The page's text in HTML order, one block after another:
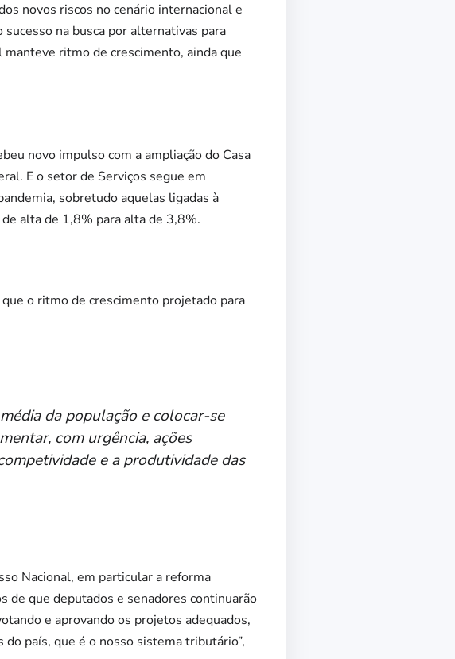
novos riscos no cenário internacional e
na busca por alternativas para
ritmo de crescimento, ainda que
novo impulso com a ampliação do Casa
E o setor de Serviços segue em
sobretudo aquelas ligadas à
alta de 1,8% para alta de 3,8%.
o ritmo de crescimento projetado para
da população e colocar-se
com urgência, ações
e a produtividade das
Nacional, em particular a reforma
de que deputados e senadores continuarão
e aprovando os projetos adequados,
país, que é o nosso sistema tributário”,